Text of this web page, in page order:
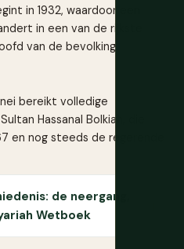
in 1932, waardoor een
in een van de rijkste
van de bevolking.
bereikt volledige
Hassanal Bolkiah, die
en nog steeds de regerende
de neergang,
Wetboek